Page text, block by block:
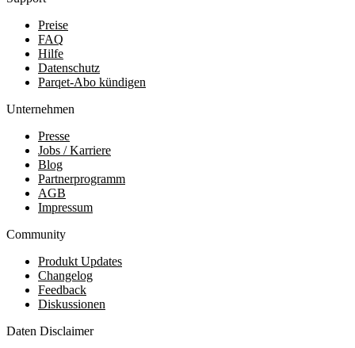
Preise
FAQ
Hilfe
Datenschutz
Parqet-Abo kündigen
Unternehmen
Presse
Jobs / Karriere
Blog
Partnerprogramm
AGB
Impressum
Community
Produkt Updates
Changelog
Feedback
Diskussionen
Daten Disclaimer